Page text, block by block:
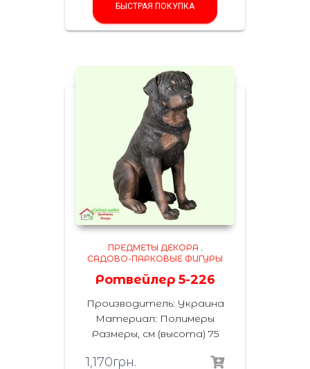
БЫСТРАЯ ПОКУПКА
ПРЕДМЕТЫ ДЕКОРА ,
САДОВО-ПАРКОВЫЕ ФИГУРЫ
Ротвейлер 5-226
Производитель: Украина
Материал: Полимеры
Размеры, см (высота) 75
1,170грн.